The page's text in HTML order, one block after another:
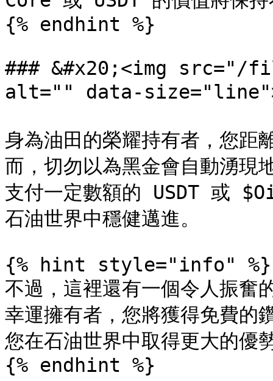
{% endhint %}
### &#x20;<img src="/
alt="" data-
身為油田的榮耀持有者，您距
而，切勿以為黑金會自動湧
支付一定數額的 USDT 或
石油世界中穩健邁進。
{% hint style="info" %}
不過，這裡還有一個令人振
幸運擁有者，您將獲得免費的
您在石油世界中取得更大的優
{% endhint %}